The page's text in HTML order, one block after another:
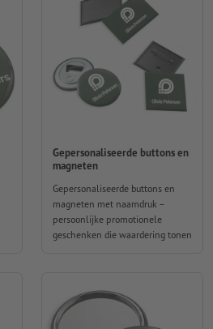
Gepersonaliseerde buttons en
magneten
Gepersonaliseerde buttons en
magneten met naamdruk –
persoonlijke promotionele
geschenken die waardering tonen